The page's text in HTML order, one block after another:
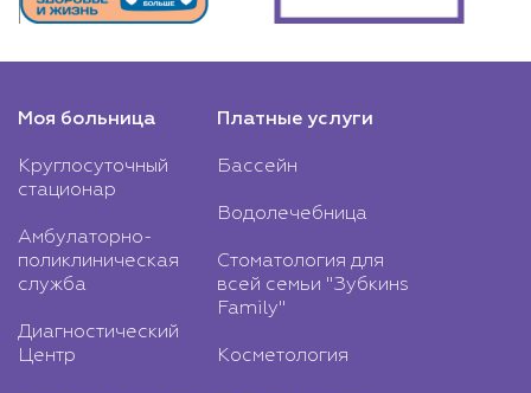
Моя больница
Круглосуточный
стационар
Амбулаторно-
поликлиническая
служба
Диагностический
Центр
Платные услуги
Бассейн
Водолечебница
Стоматология для
всей семьи "Зубкинs
Family"
Косметология